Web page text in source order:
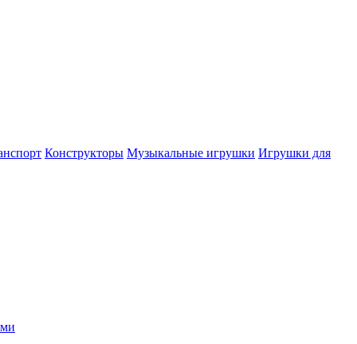
Конструкторы Музыкальные игрушки Игрушки для